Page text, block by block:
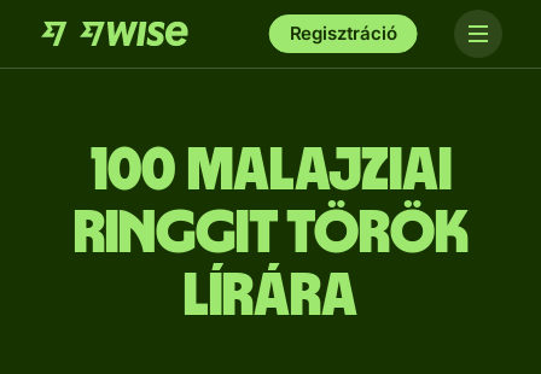
Regisztráció
100 malajziai
ringgit török
lírára